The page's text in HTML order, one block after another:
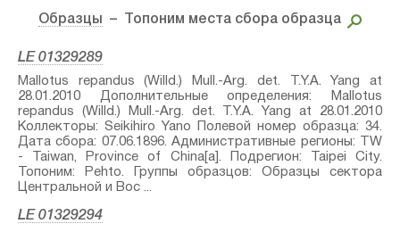
Образцы – Топоним места сбора образца
LE 01329289
Mallotus repandus (Willd.) Mull.-Arg.⁣ det. T.Y.A. Yang at
28.01.2010 Дополнительные определения: Mallotus
repandus (Willd.) Mull.-Arg.⁣ det. T.Y.A. Yang at 28.01.2010
Коллекторы: Seikihiro Yano Полевой номер образца: 34.
Дата сбора: 07.06.1896. Административные регионы: TW
- Taiwan, Province of China[a]. Подрегион: Taipei City.
Топоним: Pehto. Группы образцов: Образцы сектора
Центральной и Вос ...
LE 01329294